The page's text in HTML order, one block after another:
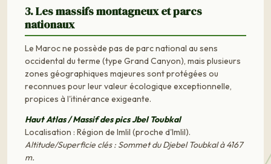
3. Les massifs montagneux et parcs
nationaux
Le Maroc ne possède pas de parc national au sens
occidental du terme (type Grand Canyon), mais plusieurs
zones géographiques majeures sont protégées ou
reconnues pour leur valeur écologique exceptionnelle,
propices à l'itinérance exigeante.
Haut Atlas / Massif des pics Jbel Toubkal
Localisation : Région de Imlil (proche d'Imlil).
Altitude/Superficie clés : Sommet du Djebel Toubkal à 4167
m.